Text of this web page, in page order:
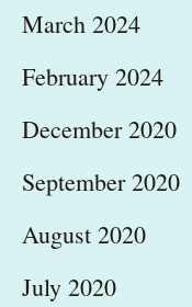
March 2024
February 2024
December 2020
September 2020
August 2020
July 2020